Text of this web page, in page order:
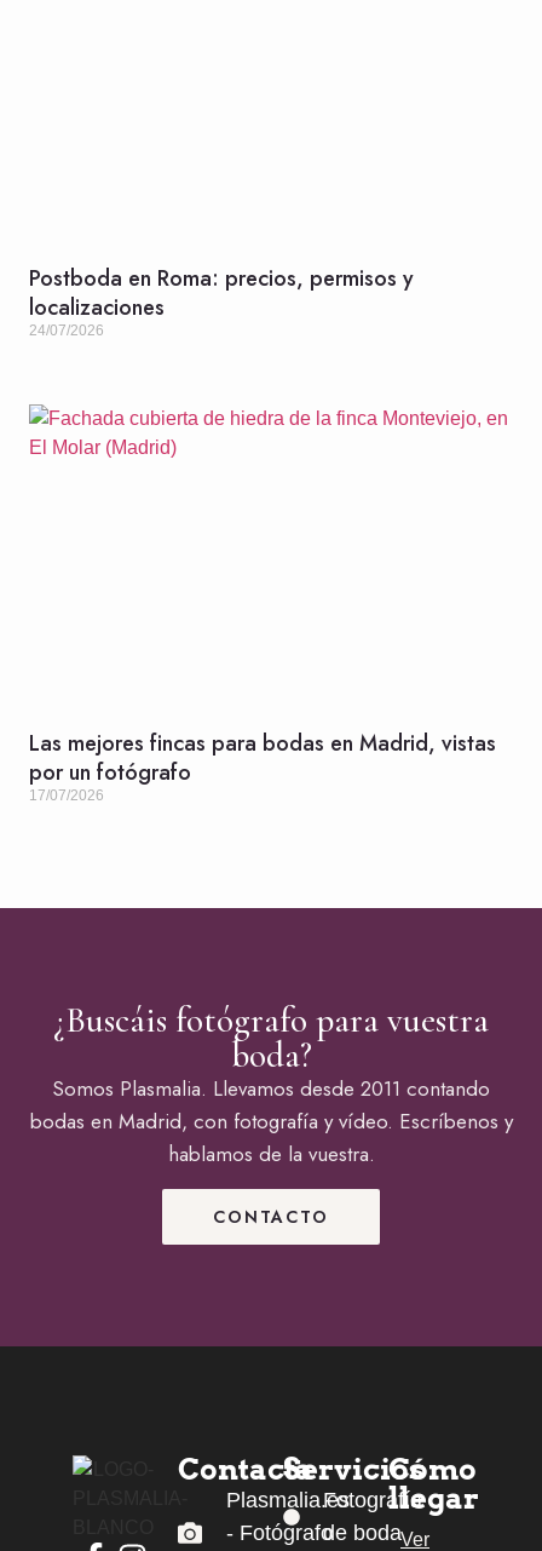
Postboda en Roma: precios, permisos y
localizaciones
24/07/2026
Las mejores fincas para bodas en Madrid, vistas
por un fotógrafo
17/07/2026
¿Buscáis fotógrafo para vuestra
boda?
Somos Plasmalia. Llevamos desde 2011 contando
bodas en Madrid, con fotografía y vídeo. Escríbenos y
hablamos de la vuestra.
CONTACTO
Contacta
Plasmalia.es
- Fotógrafo
Servicios
Fotografía
de boda
Cómo
llegar
Ver